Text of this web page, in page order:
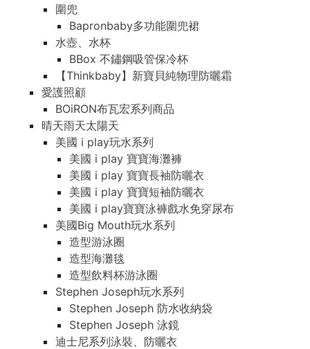
圍兜
Bapronbaby多功能圍兜裙
水壺、水杯
BBox 不鏽鋼吸管保冷杯
【Thinkbaby】新寶貝純物理防曬霜
愛護照顧
BOiRON布瓦宏系列商品
晴天雨天太陽天
美國 i play玩水系列
美國 i play 寶寶海灘褲
美國 i play 寶寶長袖防曬衣
美國 i play 寶寶短袖防曬衣
美國 i play寶寶泳褲戲水免穿尿布
美國Big Mouth玩水系列
造型游泳圈
造型海灘毯
造型飲料杯游泳圈
Stephen Joseph玩水系列
Stephen Joseph 防水收納袋
Stephen Joseph 泳鏡
迪士尼系列泳裝、防曬衣